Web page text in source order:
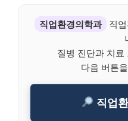
직업환경의학과
직
질병 진단과 치료
다음 버튼
직업